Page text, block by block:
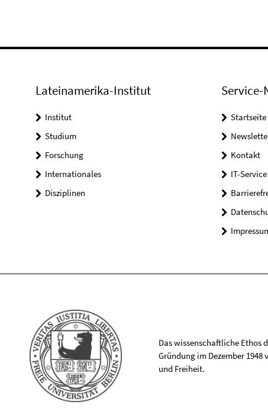
Lateinamerika-Institut
Institut
Studium
Forschung
Internationales
Disziplinen
Startseite
Kontakt
IT-Service
Das wissenschaftliche Ethos
Gründung im Dezember
und Freiheit.